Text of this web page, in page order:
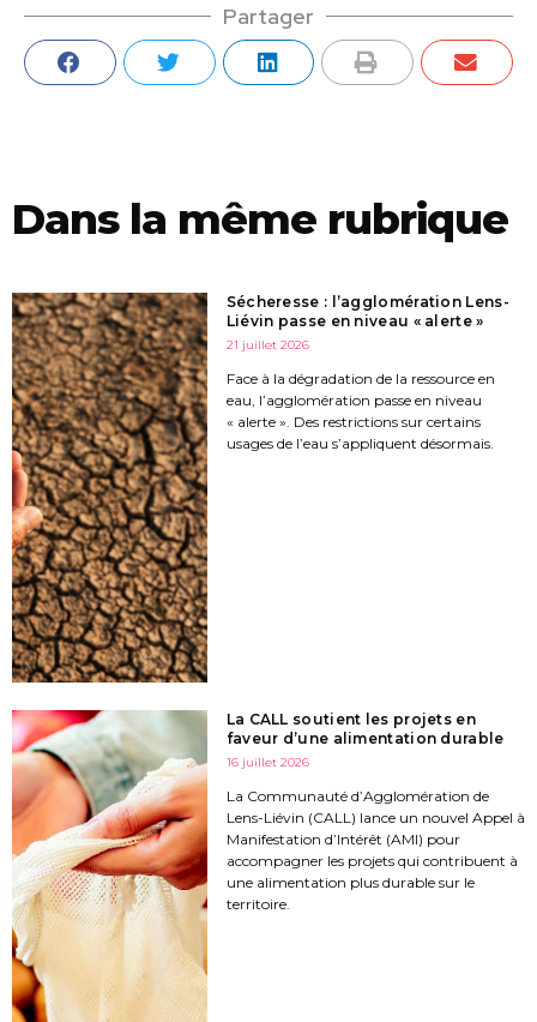
Partager
Dans la même rubrique
Sécheresse : l’agglomération Lens-
Liévin passe en niveau « alerte »
21 juillet 2026
Face à la dégradation de la ressource en
eau, l’agglomération passe en niveau
« alerte ». Des restrictions sur certains
usages de l’eau s’appliquent désormais.
La CALL soutient les projets en
faveur d’une alimentation durable
16 juillet 2026
La Communauté d’Agglomération de
Lens-Liévin (CALL) lance un nouvel Appel à
Manifestation d’Intérêt (AMI) pour
accompagner les projets qui contribuent à
une alimentation plus durable sur le
territoire.